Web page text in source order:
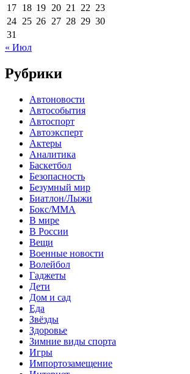
17 18 19 20 21 22 23
24 25 26 27 28 29 30
31
« Июл
Рубрики
Автоновости
Автособытия
Автоспорт
Автоэксперт
Актеры
Аналитика
Баскетбол
Безопасность
Безумный мир
Биатлон/Лыжи
Бокс/MMA
В мире
В России
Вещи
Военные новости
Волейбол
Гаджеты
Дети
Дом и сад
Еда
Звёзды
Здоровье
Зимние виды спорта
Игры
Импортозамещение